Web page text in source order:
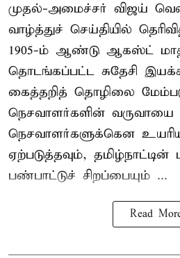
முதல்-அமைச்சர் விஜய்
வாழ்த்துச் செய்தியில்
1905-ம் ஆண்டு ஆகஸ்ட்
தொடங்கப்பட்ட சுதேசி
கைத்தறித் தொழிலை
நெசவாளர்களின் வருவாயை
நெசவாளர்களுக்கென
ஏற்படுத்தவும், தமிழ்நாட்டின்
பண்பாட்டுச் சிறப்பையும் ...
Read